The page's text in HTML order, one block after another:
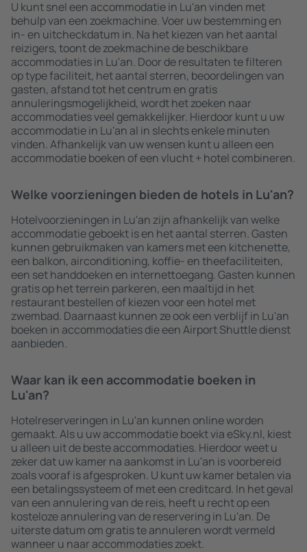
U kunt snel een accommodatie in Lu'an vinden met
behulp van een zoekmachine. Voer uw bestemming en
in- en uitcheckdatum in. Na het kiezen van het aantal
reizigers, toont de zoekmachine de beschikbare
accommodaties in Lu'an. Door de resultaten te filteren
op type faciliteit, het aantal sterren, beoordelingen van
gasten, afstand tot het centrum en gratis
annuleringsmogelijkheid, wordt het zoeken naar
accommodaties veel gemakkelijker. Hierdoor kunt u uw
accommodatie in Lu'an al in slechts enkele minuten
vinden. Afhankelijk van uw wensen kunt u alleen een
accommodatie boeken of een vlucht + hotel combineren.
Welke voorzieningen bieden de hotels in Lu'an?
Hotelvoorzieningen in Lu'an zijn afhankelijk van welke
accommodatie geboekt is en het aantal sterren. Gasten
kunnen gebruikmaken van kamers met een kitchenette,
een balkon, airconditioning, koffie- en theefaciliteiten,
een set handdoeken en internettoegang. Gasten kunnen
gratis op het terrein parkeren, een maaltijd in het
restaurant bestellen of kiezen voor een hotel met
zwembad. Daarnaast kunnen ze ook een verblijf in Lu'an
boeken in accommodaties die een Airport Shuttle dienst
aanbieden.
Waar kan ik een accommodatie boeken in
Lu'an?
Hotelreserveringen in Lu'an kunnen online worden
gemaakt. Als u uw accommodatie boekt via eSky.nl, kiest
u alleen uit de beste accommodaties. Hierdoor weet u
zeker dat uw kamer na aankomst in Lu'an is voorbereid
zoals vooraf is afgesproken. U kunt uw kamer betalen via
een betalingssysteem of met een creditcard. In het geval
van een annulering van de reis, heeft u recht op een
kosteloze annulering van de reservering in Lu'an. De
uiterste datum om gratis te annuleren wordt vermeld
wanneer u naar accommodaties zoekt.